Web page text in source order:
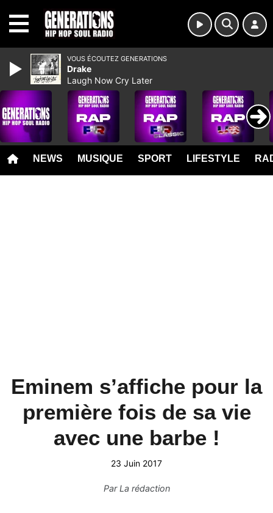
NEWS MUSIQUE SPORT LIFESTYLE
Eminem s’affiche pour la
première fois de sa vie
avec une barbe !
23 Juin 2017
ParLa rédaction
VOUS ÉCOUTEZ GENERATIONS
Drake
Laugh Now Cry Later